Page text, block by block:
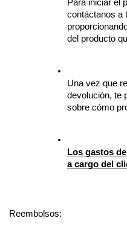
Para iniciar el
contáctanos a
del producto
Una vez que
devolución, te
sobre cómo
Los gastos
a cargo del
Reembolsos: